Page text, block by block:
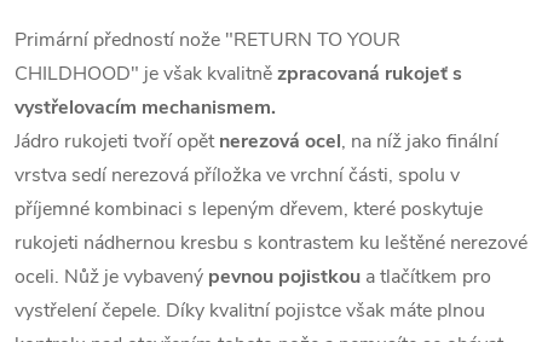
Primární předností nože "RETURN TO YOUR
CHILDHOOD" je však kvalitnězpracovaná rukojeť s
vystřelovacím mechanismem.
Jádro rukojeti tvoří opětnerezová ocel, na níž jako finální
vrstva sedí nerezová příložka ve vrchní části, spolu v
příjemné kombinaci s lepeným dřevem, které poskytuje
rukojeti nádhernou kresbu s kontrastem ku leštěné nerezové
oceli. Nůž je vybavený pevnou pojistkou a tlačítkem pro
vystřelení čepele. Díky kvalitní pojistce však máte plnou